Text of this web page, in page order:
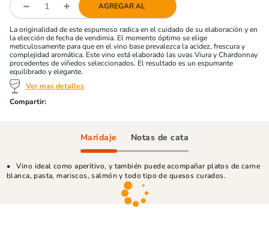
AGREGAR AL
La originalidad de este espumoso radica en el cuidado de su elaboración y en
la elección de fecha de vendimia. El momento óptimo se elige
meticulosamente para que en el vino base prevalezca la acidez, frescura y
complejidad aromática. Este vino está elaborado las uvas Viura y Chardonnay
procedentes de viñedos seleccionados. El resultado es un espumante
equilibrado y elegante.
Ver mas detalles
Maridaje Notas de cata
Vino ideal como aperitivo, y también puede acompañar platos de carne
blanca, pasta, mariscos, salmón y todo tipo de quesos curados.